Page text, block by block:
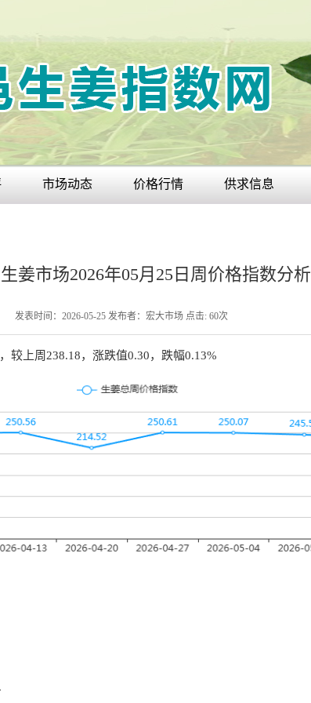
市场动态 价格行情 供求信息
姜市场2026年05月25日周价格指数分析
发表时间：2026-05-25 发布者：宏大市场 点击: 60次
，较上周 238.18，涨跌值0.30，跌幅0.13%